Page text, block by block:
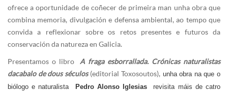
ofrece a oportunidade de coñecer de primeira man unha obra que
combina memoria, divulgación e defensa ambiental, ao tempo que
convida a reflexionar sobre os retos presentes e futuros da
conservación da natureza en Galicia.
Presentamos o libroA fraga esborrallada. Crónicas naturalistas
dacabalo de dous séculos(editorial Toxosoutos), unha obra na que o
biólogo e naturalista
Pedro Alonso Iglesias revisita máis de catro